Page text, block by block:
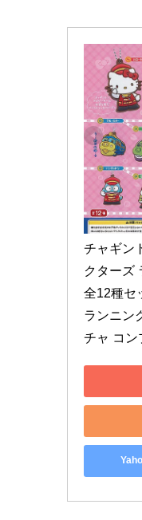
チャギン
クターズ
全12種セ
ランニン
チャ コン